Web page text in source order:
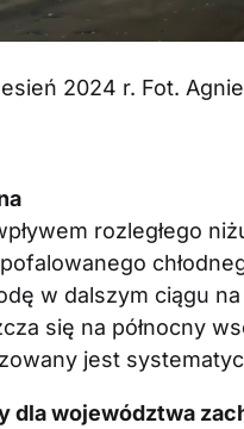
2024 r. Fot.
rozległego
w dalszym ciągu
się na północny
jest
dla województwa